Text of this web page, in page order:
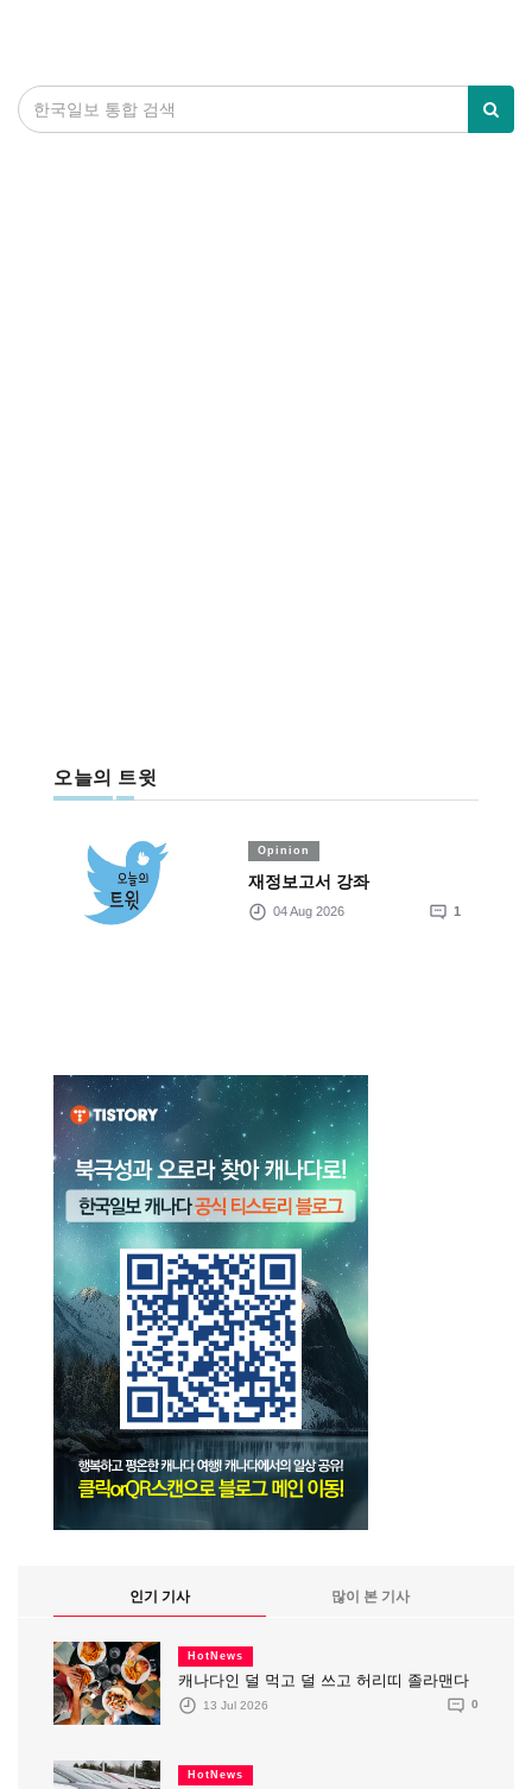
오늘의 트윗
Opinion
재정보고서 강좌
04 Aug 2026 1
인기 기사 많이 본 기사
HotNews
캐나다인 덜 먹고 덜 쓰고 허리띠 졸라맨다
13 Jul 2026 0
HotNews